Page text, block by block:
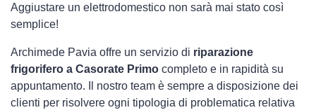
Aggiustare un elettrodomestico non sarà mai stato così
semplice!
Archimede Pavia offre un servizio di riparazione
frigorifero a Casorate Primo completo e in rapidità su
appuntamento. Il nostro team è sempre a disposizione dei
clienti per risolvere ogni tipologia di problematica relativa